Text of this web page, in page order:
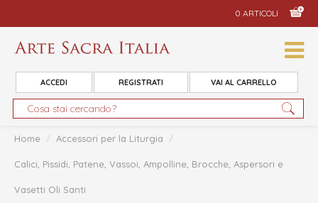
0 ARTICOLI
ACCEDI REGISTRATI VAI AL CARRELLO
Home / Accessori per la Liturgia /
Calici, Pissidi, Patene, Vassoi, Ampolline, Brocche, Aspersori e
Vasetti Oli Santi